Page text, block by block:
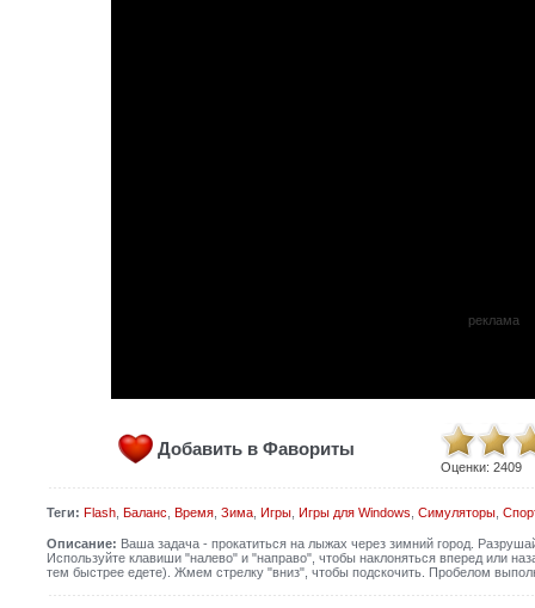
реклама
Добавить в Фавориты
Оценки: 2409
Теги: Flash, Баланс Время, Зима, Игры, Игры для Windows Симуляторы,
Описание: Ваша задача - прокатиться на лыжах через зимний город.
Используйте клавиши "налево" и "направо", чтобы наклоняться вперед или
тем быстрее едете). Жмем стрелку "вниз", чтобы подскочить. Пробелом